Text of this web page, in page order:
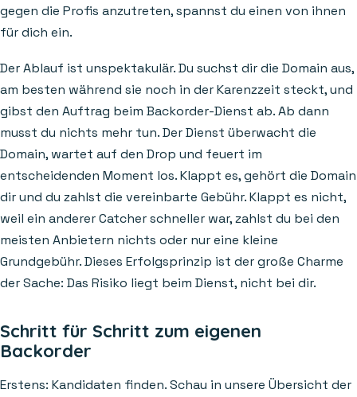
gegen die Profis anzutreten, spannst du einen von ihnen
für dich ein.
Der Ablauf ist unspektakulär. Du suchst dir die Domain aus,
am besten während sie noch in der Karenzzeit steckt, und
gibst den Auftrag beim Backorder-Dienst ab. Ab dann
musst du nichts mehr tun. Der Dienst überwacht die
Domain, wartet auf den Drop und feuert im
entscheidenden Moment los. Klappt es, gehört die Domain
dir und du zahlst die vereinbarte Gebühr. Klappt es nicht,
weil ein anderer Catcher schneller war, zahlst du bei den
meisten Anbietern nichts oder nur eine kleine
Grundgebühr. Dieses Erfolgsprinzip ist der große Charme
der Sache: Das Risiko liegt beim Dienst, nicht bei dir.
Schritt für Schritt zum eigenen
Backorder
Erstens: Kandidaten finden. Schau in unsere Übersicht der